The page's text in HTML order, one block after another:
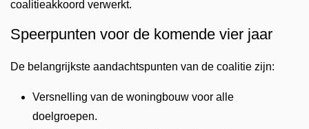
coalitieakkoord verwerkt.
Speerpunten voor de komende vier jaar
De belangrijkste aandachtspunten van de coalitie zijn:
Versnelling van de woningbouw voor alle
doelgroepen.